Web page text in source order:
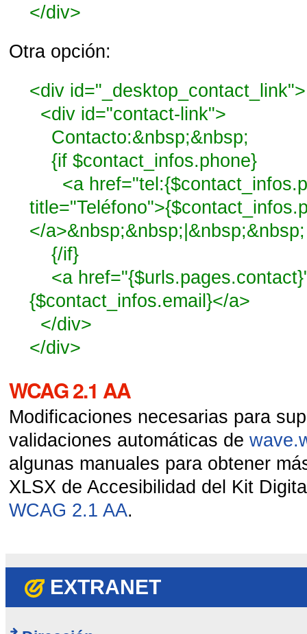
</div>
Otra opción:
<div id="_desktop_contact_link">
<div id="contact-link">
Contacto:&nbsp;&nbsp;
{if $contact_infos.phone}
<a
</a>&nbsp;&nbsp;|&nbsp;&nbsp;
{/if}
<a
{$contact_infos.email}</a>
</div>
</div>
WCAG 2.1 AA
Modificaciones necesarias para
validaciones automáticas de
algunas manuales para obtener
XLSX de Accesibilidad del Kit
WCAG 2.1 AA.
EXTRANET